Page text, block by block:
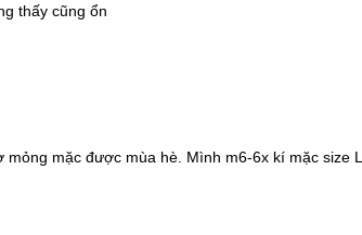
thấy cũng ổn
mặc được mùa hè. Mình m6-6x kí mặc size